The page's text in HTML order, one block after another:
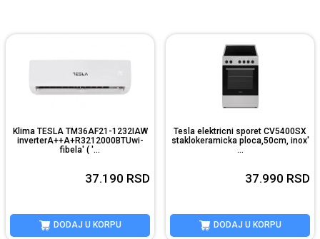
Klima TESLA TM36AF21-1232IAW
inverterA++A+R3212000BTUwi-
fibela' ( '...
37.190 RSD
DODAJ U KORPU
Tesla elektricni sporet CV5400SX
staklokeramicka ploca,50cm, inox'
...
37.990 RSD
DODAJ U KORPU